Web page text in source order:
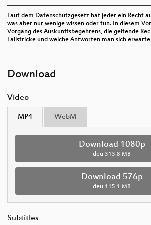
Laut dem Datenschutzgesetz hat jeder ein Recht
was aber nur wenige wissen oder tun. In diesem
Vorgang des Auskunftsbegehrens, die geltende
Fallstricke und welche Antworten man sich
Download
Video
MP4 WebM
Download 1080p
deu 313.8 MB
Download 576p
deu 115.1 MB
Subtitles